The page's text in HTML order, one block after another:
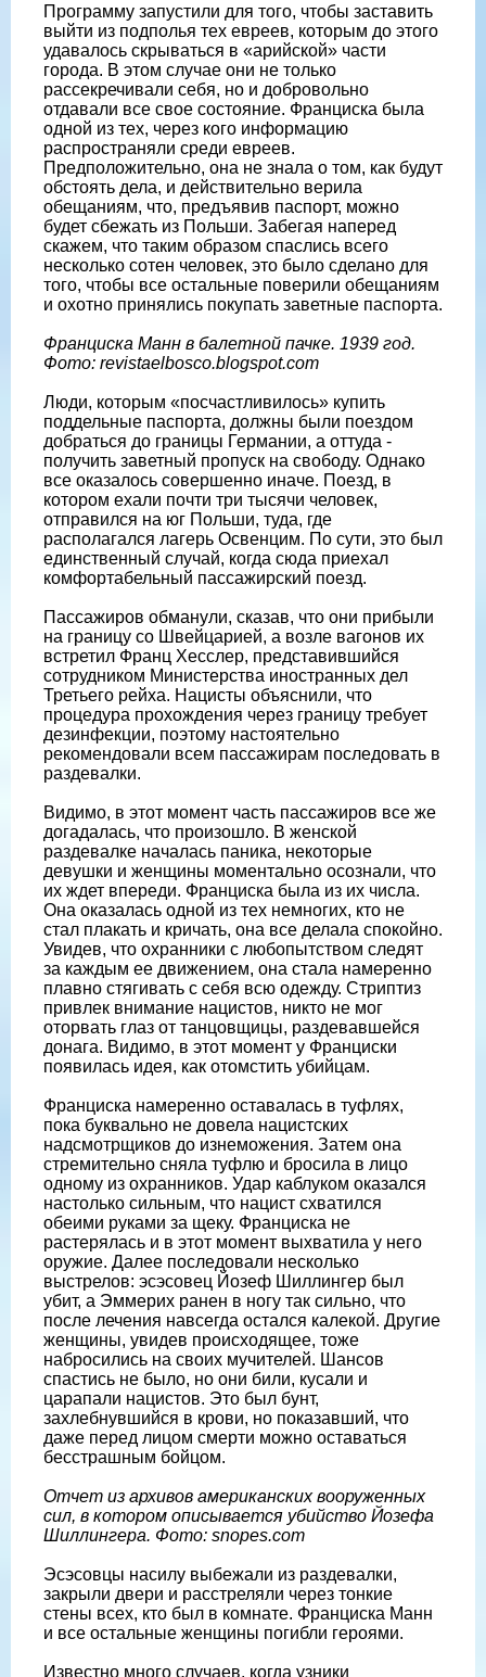
Программу запустили для того, чтобы заставить
выйти из подполья тех евреев, которым до этого
удавалось скрываться в «арийской» части
города. В этом случае они не только
рассекречивали себя, но и добровольно
отдавали все свое состояние. Франциска была
одной из тех, через кого информацию
распространяли среди евреев.
Предположительно, она не знала о том, как будут
обстоять дела, и действительно верила
обещаниям, что, предъявив паспорт, можно
будет сбежать из Польши. Забегая наперед
скажем, что таким образом спаслись всего
несколько сотен человек, это было сделано для
того, чтобы все остальные поверили обещаниям
и охотно принялись покупать заветные паспорта.
Франциска Манн в балетной пачке. 1939 год.
Фото: revistaelbosco.blogspot.com
Люди, которым «посчастливилось» купить
поддельные паспорта, должны были поездом
добраться до границы Германии, а оттуда -
получить заветный пропуск на свободу. Однако
все оказалось совершенно иначе. Поезд, в
котором ехали почти три тысячи человек,
отправился на юг Польши, туда, где
располагался лагерь Освенцим. По сути, это был
единственный случай, когда сюда приехал
комфортабельный пассажирский поезд.
Пассажиров обманули, сказав, что они прибыли
на границу со Швейцарией, а возле вагонов их
встретил Франц Хесслер, представившийся
сотрудником Министерства иностранных дел
Третьего рейха. Нацисты объяснили, что
процедура прохождения через границу требует
дезинфекции, поэтому настоятельно
рекомендовали всем пассажирам последовать в
раздевалки.
Видимо, в этот момент часть пассажиров все же
догадалась, что произошло. В женской
раздевалке началась паника, некоторые
девушки и женщины моментально осознали, что
их ждет впереди. Франциска была из их числа.
Она оказалась одной из тех немногих, кто не
стал плакать и кричать, она все делала спокойно.
Увидев, что охранники с любопытством следят
за каждым ее движением, она стала намеренно
плавно стягивать с себя всю одежду. Стриптиз
привлек внимание нацистов, никто не мог
оторвать глаз от танцовщицы, раздевавшейся
донага. Видимо, в этот момент у Франциски
появилась идея, как отомстить убийцам.
Франциска намеренно оставалась в туфлях,
пока буквально не довела нацистских
надсмотрщиков до изнеможения. Затем она
стремительно сняла туфлю и бросила в лицо
одному из охранников. Удар каблуком оказался
настолько сильным, что нацист схватился
обеими руками за щеку. Франциска не
растерялась и в этот момент выхватила у него
оружие. Далее последовали несколько
выстрелов: эсэсовец Йозеф Шиллингер был
убит, а Эммерих ранен в ногу так сильно, что
после лечения навсегда остался калекой. Другие
женщины, увидев происходящее, тоже
набросились на своих мучителей. Шансов
спастись не было, но они били, кусали и
царапали нацистов. Это был бунт,
захлебнувшийся в крови, но показавший, что
даже перед лицом смерти можно оставаться
бесстрашным бойцом.
Отчет из архивов американских вооруженных
сил, в котором описывается убийство Йозефа
Шиллингера. Фото: snopes.com
Эсэсовцы насилу выбежали из раздевалки,
закрыли двери и расстреляли через тонкие
стены всех, кто был в комнате. Франциска Манн
и все остальные женщины погибли героями.
Известно много случаев, когда узники